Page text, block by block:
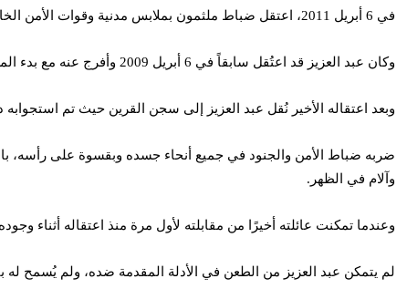
في 6 أبريل 2011، اعتقل ضباط ملثمون بملابس مدنية وقوات الأمن الخاصة عبد العزيز من منزل في عالي. ولم يذكر الضباط سبب الاعتقال ولم يتم تقديم مذكرة توقيف.
وكان عبد العزيز قد اعتُقل سابقاً في 6 أبريل 2009 وأفرج عنه مع بدء المظاهرات المؤيدة للديمقراطية في 23 فبراير 2011.
وبعد اعتقاله الأخير نُقل عبد العزيز إلى سجن القرين حيث تم
ضربه ضباط الأمن والجنود في جميع أنحاء جسده وبقسوة على رأسه،
وآلام في الظهر.
وعندما تمكنت عائلته أخيرًا من مقابلته لأول مرة منذ اعتقاله أثناء
لم يتمكن عبد العزيز من الطعن في الأدلة المقدمة ضده، ولم يُسمح له